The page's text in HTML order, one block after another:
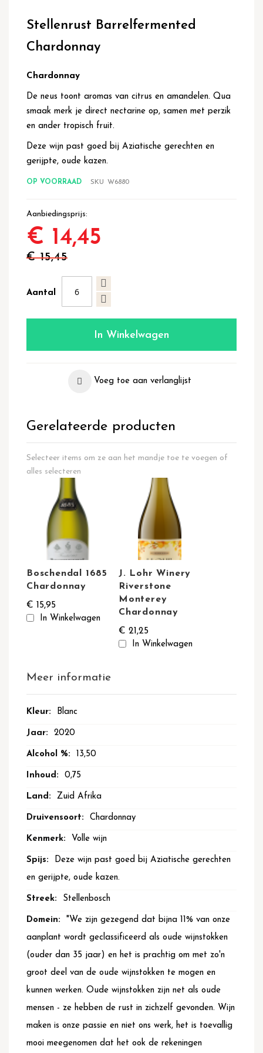
het
begin
van
afbeeldingen-
Stellenrust Barrelfermented
Chardonnay
Chardonnay
De neus toont aromas van citrus en amandelen. Qua
smaak merk je direct nectarine op, samen met perzik
en ander tropisch fruit.
Deze wijn past goed bij Aziatische gerechten en
gerijpte, oude kazen.
OP VOORRAAD SKU W6880
Aanbiedingsprijs
€ 14,45
€ 15,45
Aantal
In Winkelwagen
Voeg toe aan verlanglijst
Meer informatie
Meer
Blanc
2020
13,50
0,75
Zuid Afrika
Chardonnay
Volle wijn
Deze wijn past goed bij Aziatische gerechten
en gerijpte, oude kazen.
Stellenbosch
"We zijn gezegend dat bijna 11% van onze
aanplant wordt geclassificeerd als oude wijnstokken
(ouder dan 35 jaar) en het is prachtig om met zo'n
groot deel van de oude wijnstokken te mogen en
kunnen werken. Oude wijnstokken zijn net als oude
mensen - ze hebben de rust in zichzelf gevonden. Wijn
maken is onze passie en niet ons werk, het is toevallig
mooi meegenomen dat het ook de rekeningen
Gerelateerde producten
Selecteer items om ze aan het mandje toe te voegen of
alles selecteren
Boschendal 1685
Chardonnay
€ 15,95
In Winkelwagen
J. Lohr Winery
Riverstone
Monterey
Chardonnay
€ 21,25
In Winkelwagen